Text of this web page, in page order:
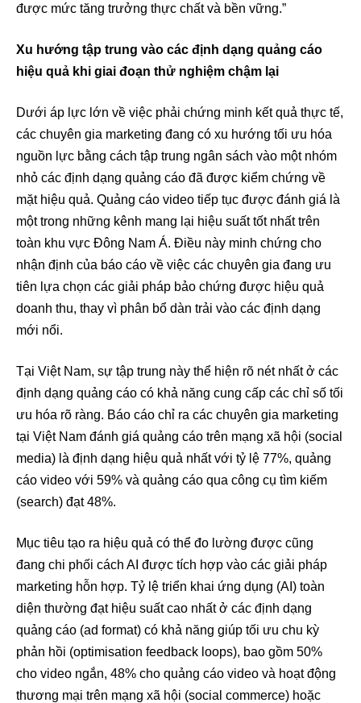
được mức tăng trưởng thực chất và bền vững.”
Xu hướng tập trung vào các định dạng quảng cáo
hiệu quả khi giai đoạn thử nghiệm chậm lại
Dưới áp lực lớn về việc phải chứng minh kết quả thực tế,
các chuyên gia marketing đang có xu hướng tối ưu hóa
nguồn lực bằng cách tập trung ngân sách vào một nhóm
nhỏ các định dạng quảng cáo đã được kiểm chứng về
mặt hiệu quả. Quảng cáo video tiếp tục được đánh giá là
một trong những kênh mang lại hiệu suất tốt nhất trên
toàn khu vực Đông Nam Á. Điều này minh chứng cho
nhận định của báo cáo về việc các chuyên gia đang ưu
tiên lựa chọn các giải pháp bảo chứng được hiệu quả
doanh thu, thay vì phân bổ dàn trải vào các định dạng
mới nổi.
Tại Việt Nam, sự tập trung này thể hiện rõ nét nhất ở các
định dạng quảng cáo có khả năng cung cấp các chỉ số tối
ưu hóa rõ ràng. Báo cáo chỉ ra các chuyên gia marketing
tại Việt Nam đánh giá quảng cáo trên mạng xã hội (social
media) là định dạng hiệu quả nhất với tỷ lệ 77%, quảng
cáo video với 59% và quảng cáo qua công cụ tìm kiếm
(search) đạt 48%.
Mục tiêu tạo ra hiệu quả có thể đo lường được cũng
đang chi phối cách AI được tích hợp vào các giải pháp
marketing hỗn hợp. Tỷ lệ triển khai ứng dụng (AI) toàn
diện thường đạt hiệu suất cao nhất ở các định dạng
quảng cáo (ad format) có khả năng giúp tối ưu chu kỳ
phản hồi (optimisation feedback loops), bao gồm 50%
cho video ngắn, 48% cho quảng cáo video và hoạt động
thương mại trên mạng xã hội (social commerce) hoặc